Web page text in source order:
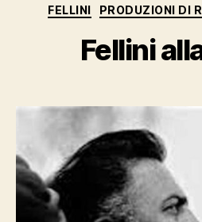
FELLINI PRODUZIONI DI
Fellini